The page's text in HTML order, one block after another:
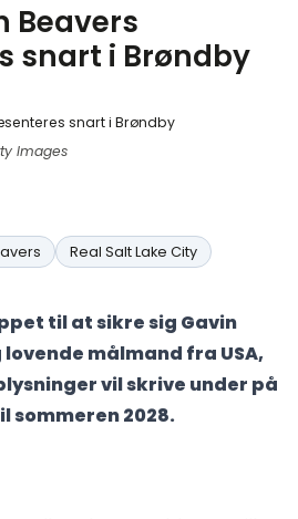
Beavers
snart i Brøndby
Images
Real Salt Lake City
til at sikre sig Gavin
lovende målmand fra USA,
vil skrive under på
sommeren 2028.